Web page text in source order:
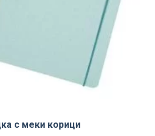
с меки корици